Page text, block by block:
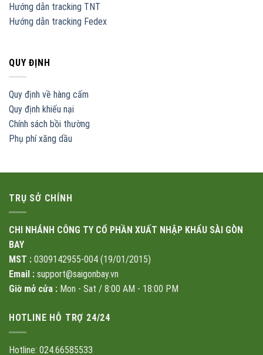
Hướng dẫn tracking TNT
Hướng dẫn tracking Fedex
QUY ĐỊNH
Quy định về hàng cấm
Quy định khiếu nại
Chính sách bồi thường
Phụ phí xăng dầu
TRỤ SỞ CHÍNH
CHI NHÁNH CÔNG TY CỔ PHẦN XUẤT NHẬP KHẨU SÀI GÒN
BAY
MST : 0309142955-004 (19/01/2015)
Email : support@saigonbay.vn
Giờ mở cửa : Mon - Sat / 8:00 AM - 18:00 PM
HOTLINE HỖ TRỢ 24/24
Hotline: 024.66585533